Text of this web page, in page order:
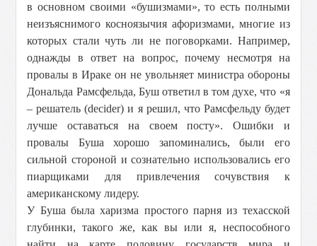
в основном своими «бушизмами», то есть полными
неизъяснимого косноязычия афоризмами, многие из
которых стали чуть ли не поговорками. Например,
однажды в ответ на вопрос, почему несмотря на
провалы в Ираке он не увольняет министра обороны
Дональда Рамсфельда, Буш ответил в том духе, что «я
– решатель (decider) и я решил, что Рамсфельду будет
лучше оставаться на своем посту». Ошибки и
провалы Буша хорошо запоминались, были его
сильной стороной и сознательно использовались его
пиарщиками для привлечения сочувствия к
американскому лидеру.
У Буша была харизма простого парня из техасской
глубинки, такого же, как вы или я, неспособного